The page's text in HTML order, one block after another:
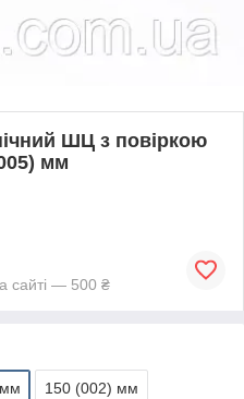
ШЦ з повіркою
мм
сайті — 500 ₴
150 (002) мм